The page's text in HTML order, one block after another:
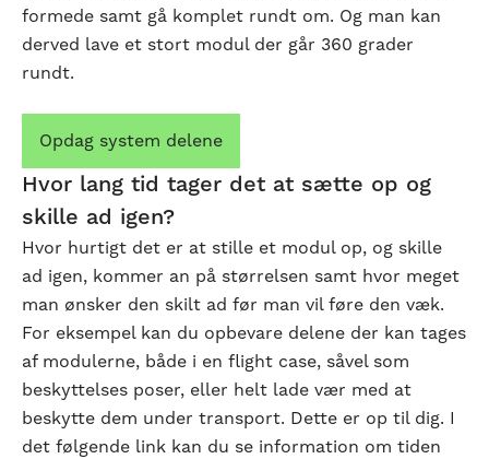
formede samt gå komplet rundt om. Og man kan
derved lave et stort modul der går 360 grader
rundt.
Opdag system delene
Hvor lang tid tager det at sætte op og
skille ad igen?
Hvor hurtigt det er at stille et modul op, og skille
ad igen, kommer an på størrelsen samt hvor meget
man ønsker den skilt ad før man vil føre den væk.
For eksempel kan du opbevare delene der kan tages
af modulerne, både i en flight case, såvel som
beskyttelses poser, eller helt lade vær med at
beskytte dem under transport. Dette er op til dig. I
det følgende link kan du se information om tiden